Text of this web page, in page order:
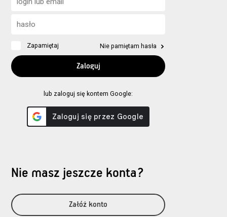
Zapamiętaj Nie pamiętam hasła
lub zaloguj się kontem Google:
Nie masz jeszcze konta?
Załóż konto